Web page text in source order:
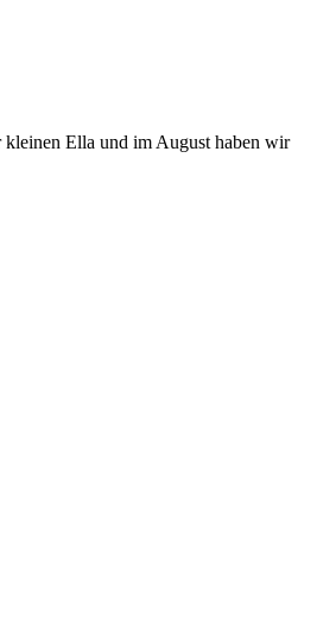
kleinen Ella und im August haben wir